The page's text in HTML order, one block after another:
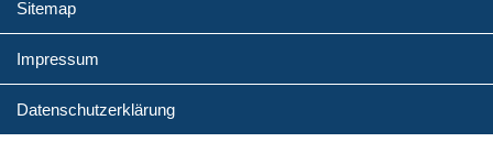
Sitemap
Impressum
Datenschutzerklärung